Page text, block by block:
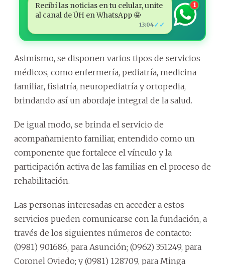
Recibí las noticias en tu celular, unite
al canal de ÚH en WhatsApp 🤩
13:04✓✓
1
Asimismo, se disponen varios tipos de servicios
médicos, como enfermería, pediatría, medicina
familiar, fisiatría, neuropediatría y ortopedia,
brindando así un abordaje integral de la salud.
De igual modo, se brinda el servicio de
acompañamiento familiar, entendido como un
componente que fortalece el vínculo y la
participación activa de las familias en el proceso de
rehabilitación.
Las personas interesadas en acceder a estos
servicios pueden comunicarse con la fundación, a
través de los siguientes números de contacto:
(0981) 901686, para Asunción; (0962) 351249, para
Coronel Oviedo; y (0981) 128709, para Minga